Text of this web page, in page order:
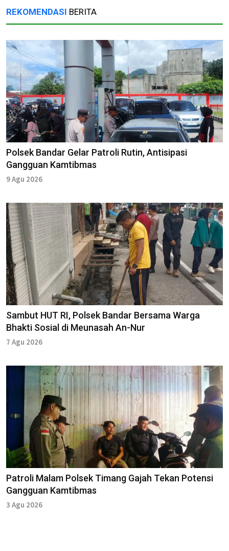
REKOMENDASI BERITA
Polsek Bandar Gelar Patroli Rutin, Antisipasi
Gangguan Kamtibmas
9 Agu 2026
Sambut HUT RI, Polsek Bandar Bersama Warga
Bhakti Sosial di Meunasah An-Nur
7 Agu 2026
Patroli Malam Polsek Timang Gajah Tekan Potensi
Gangguan Kamtibmas
3 Agu 2026